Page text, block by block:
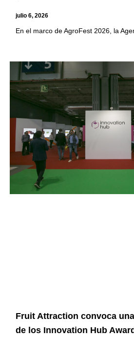
julio 6, 2026
En el marco de AgroFest 2026, la
Fruit Attraction convoca
de los Innovation Hub